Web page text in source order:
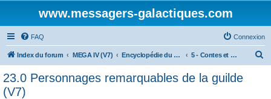
www.messagers-galactiques.com
FAQ Connexion
Index du forum MEGA IV (V7) Encyclopédie du Messager Galactique (V7) 5 - Contes et Légendes du Continuum
23.0 Personnages remarquables de la guilde
(V7)